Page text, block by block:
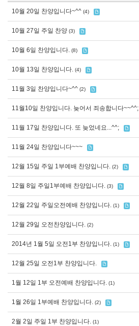
10월 20일 찬양입니다~^^ (4)
10월 27일 주일 찬양 (3)
10월 6일 찬양입니다. (8)
10월 13일 찬양입니다. (4)
11월 3일 찬양입니다~^^ (2)
11월10일 찬양입니다. 늦어서 죄송합니다~~^^;
11월 17일 찬양입니다. 또 늦었네요...^^;
11월 24일 찬양입니다~~~
12월 15일 주일 1부예배 찬양입니다. (2)
12월 8일 주일1부예배 찬양입니다. (3)
12월 22일 주일오전예배 찬양입니다. (1)
12월 29일 오전찬양입니다. (2)
2014년 1월 5일 오전1부 찬양입니다. (1)
12월 25일 오전1부 찬양입니다.
1월 12일 1부 오전예배 찬양입니다. (1)
1월 26일 1부예배 찬양입니다. (2)
2월 2일 주일 1부 찬양입니다. (1)